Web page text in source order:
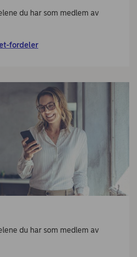
du har som medlem av
fordeler
du har som medlem av